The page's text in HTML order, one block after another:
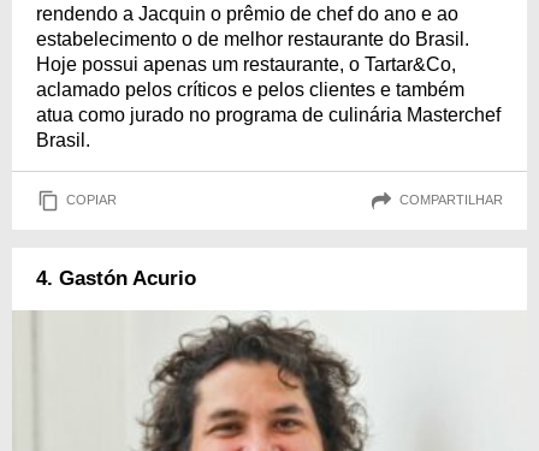
rendendo a Jacquin o prêmio de chef do ano e ao
estabelecimento o de melhor restaurante do Brasil.
Hoje possui apenas um restaurante, o Tartar&Co,
aclamado pelos críticos e pelos clientes e também
atua como jurado no programa de culinária Masterchef
Brasil.
COPIAR COMPARTILHAR
4. Gastón Acurio